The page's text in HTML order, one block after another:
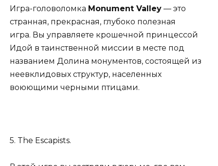
Игра-головоломка Monument Valley — это
странная, прекрасная, глубоко полезная
игра. Вы управляете крошечной принцессой
Идой в таинственной миссии в месте под
названием Долина монументов, состоящей из
неевклидовых структур, населенных
воюющими черными птицами.
5. The Escapists.